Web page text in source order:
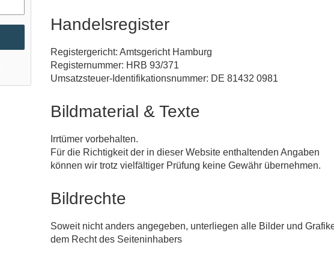
Handelsregister
Registergericht: Amtsgericht Hamburg
Registernummer: HRB 93/371
Umsatzsteuer-Identifikationsnummer: DE 81432 0981
Bildmaterial & Texte
Irrtümer vorbehalten.
Für die Richtigkeit der in dieser Website enthaltenden Angaben
können wir trotz vielfältiger Prüfung keine Gewähr übernehmen.
Bildrechte
Soweit nicht anders angegeben, unterliegen alle Bilder und
dem Recht des Seiteninhabers